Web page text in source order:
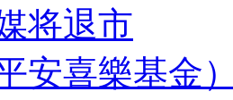
将退市
安喜樂基金